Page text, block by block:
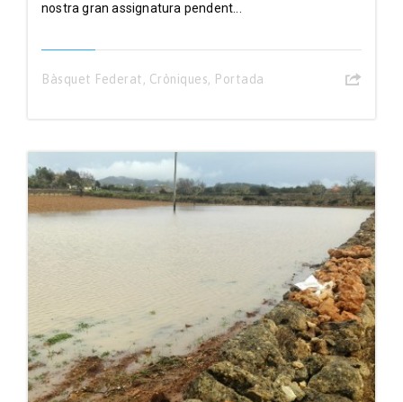
nostra gran assignatura pendent...
Bàsquet Federat, Cròniques, Portada